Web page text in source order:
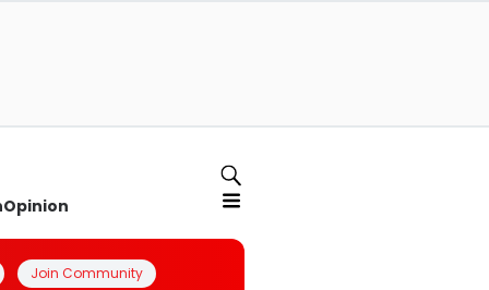
Opinion
Join Community